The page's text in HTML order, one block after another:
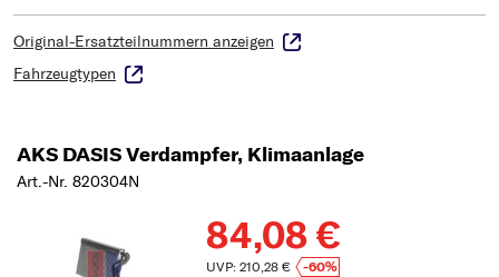
Original-Ersatzteilnummern anzeigen
Fahrzeugtypen
AKS DASIS Verdampfer, Klimaanlage
Art.-Nr. 820304N
84,08 €
UVP: 210,28 €
-60%